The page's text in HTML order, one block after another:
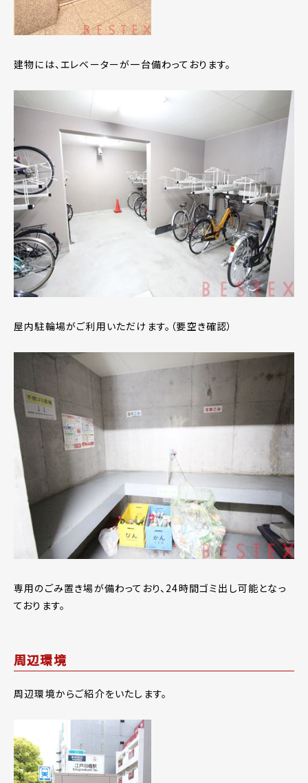
建物には、エレベーターが一台備わっております。
屋内駐輪場がご利用いただけます。（要空き確認）
専用のごみ置き場が備わっており、24時間ゴミ出し可能となっ
ております。
周辺環境
周辺環境からご紹介をいたします。